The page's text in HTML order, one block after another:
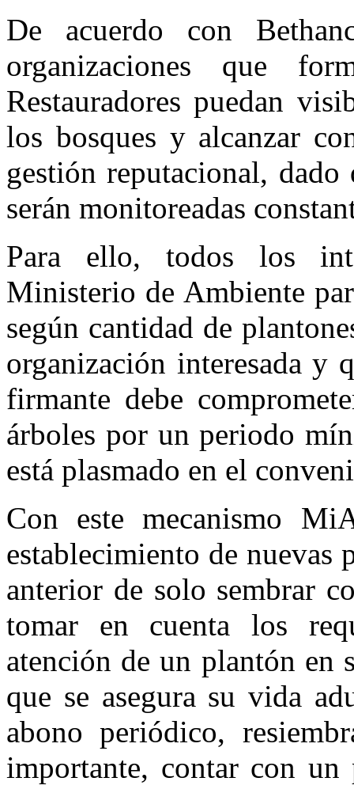
De acuerdo con
organizaciones que
Restauradores puedan
los bosques y alcanzar
gestión reputacional,
serán monitoreadas
Para ello, todos los
Ministerio de Ambiente
según cantidad de
organización interesada y
firmante debe
árboles por un periodo
está plasmado en el
Con este mecanismo
establecimiento de nuevas
anterior de solo sembrar
tomar en cuenta los
atención de un plantón en
que se asegura su vida
abono periódico,
importante, contar con